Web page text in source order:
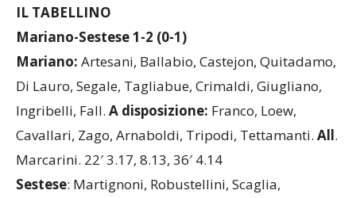
IL TABELLINO
Mariano-Sestese 1-2 (0-1)
Mariano: Artesani, Ballabio, Castejon, Quitadamo,
Di Lauro, Segale, Tagliabue, Crimaldi, Giugliano,
Ingribelli, Fall. A disposizione: Franco, Loew,
Cavallari, Zago, Arnaboldi, Tripodi, Tettamanti. All.
Marcarini. 22′ 3.17, 8.13, 36′ 4.14
Sestese: Martignoni, Robustellini, Scaglia,